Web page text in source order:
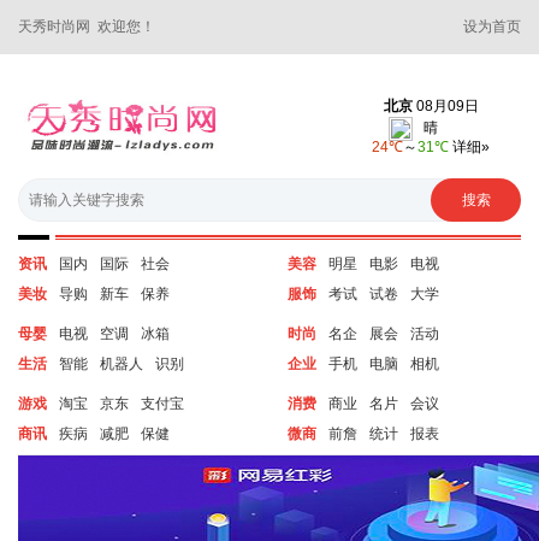
天秀时尚网 欢迎您！ 设为首页
资讯 国内 国际
社会
美妆
导购 新车 保养
美容 明星 电影
电视
服饰
考试 试卷 大学
母婴 电视 空调
冰箱
生活
智能 机器人 识别
时尚 名企 展会
活动
企业
手机 电脑 相机
游戏 淘宝 京东
支付宝
商讯
疾病 减肥 保健
消费 商业 名片
会议
微商
前詹 统计 报表